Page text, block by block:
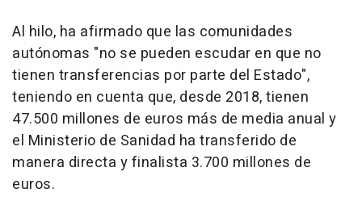
Al hilo, ha afirmado que las comunidades
autónomas "no se pueden escudar en que no
tienen transferencias por parte del Estado",
teniendo en cuenta que, desde 2018, tienen
47.500 millones de euros más de media anual y
el Ministerio de Sanidad ha transferido de
manera directa y finalista 3.700 millones de
euros.